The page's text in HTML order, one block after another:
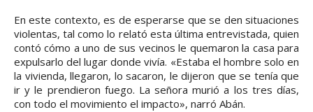
En este contexto, es de esperarse que se den situaciones
violentas, tal como lo relató esta última entrevistada, quien
contó cómo a uno de sus vecinos le quemaron la casa para
expulsarlo del lugar donde vivía. «Estaba el hombre solo en
la vivienda, llegaron, lo sacaron, le dijeron que se tenía que
ir y le prendieron fuego. La señora murió a los tres días,
con todo el movimiento el impacto», narró Abán.